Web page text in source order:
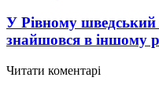
У Рівному шведський
знайшовся в іншому
Читати коментарі